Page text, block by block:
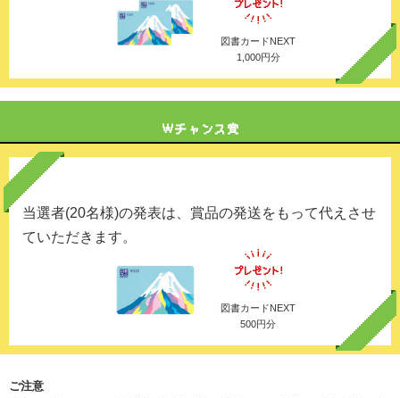
図書カードNEXT
1,000円分
当選者(20名様)の発表は、賞品の発送をもって代えさせ
ていただきます。
図書カードNEXT
500円分
ご注意